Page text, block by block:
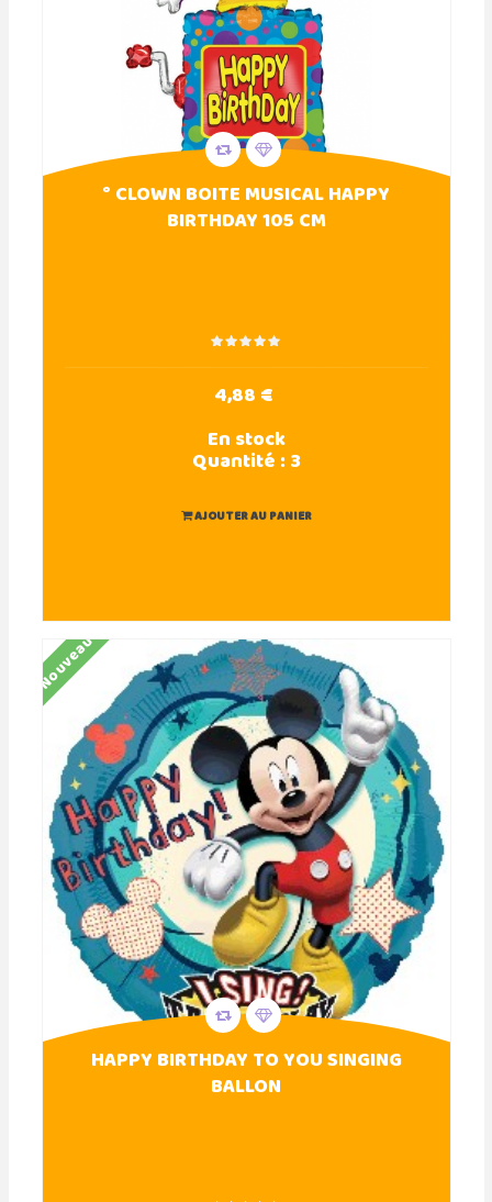
° CLOWN BOITE MUSICAL HAPPY
BIRTHDAY 105 CM
4,88 €
En stock
Quantité :3
AJOUTER AU PANIER
Nouveau
HAPPY BIRTHDAY TO YOU SINGING
BALLON